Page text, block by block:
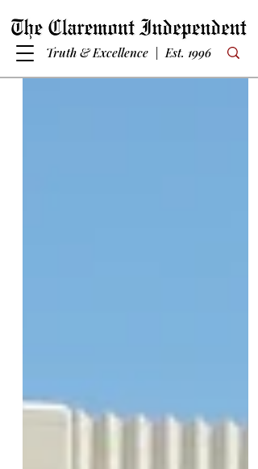
Truth & Excellence | Est. 1996